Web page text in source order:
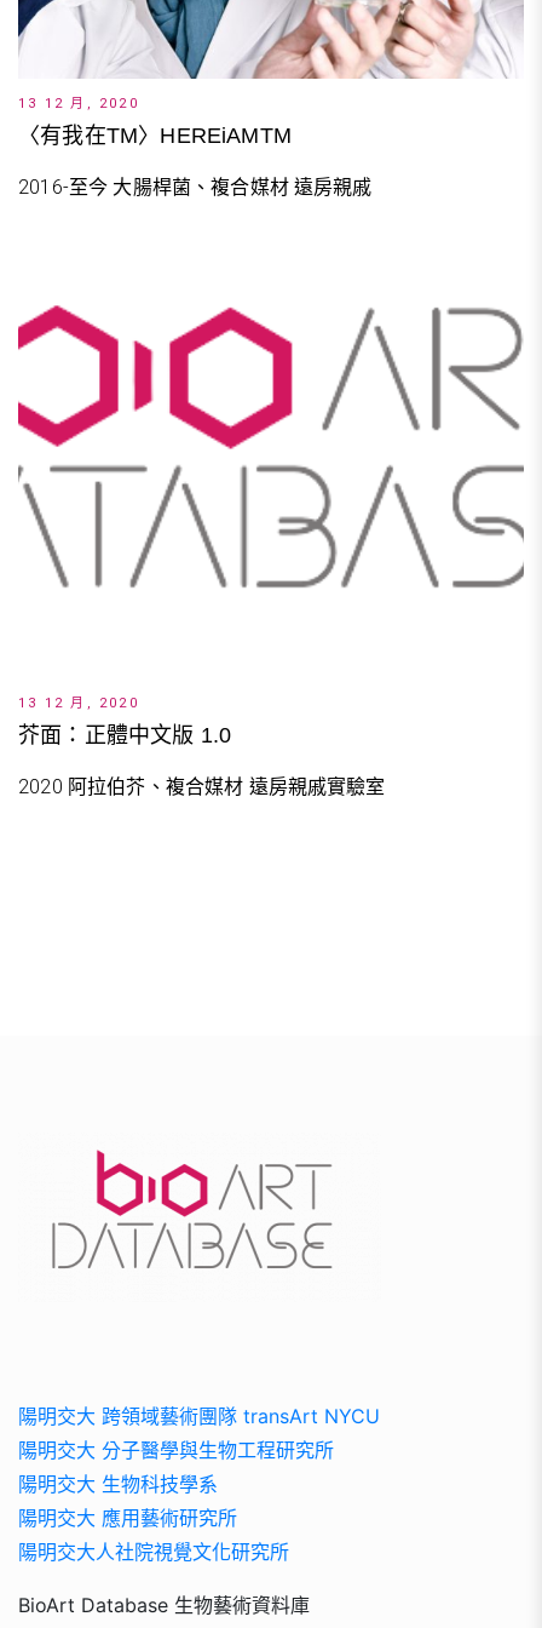
13 12 月, 2020
〈有我在TM〉HEREiAMTM
2016-至今 大腸桿菌、複合媒材 遠房親戚
13 12 月, 2020
芥面：正體中文版 1.0
2020 阿拉伯芥、複合媒材 遠房親戚實驗室
陽明交大 跨領域藝術團隊 transArt NYCU
陽明交大 分子醫學與生物工程研究所
陽明交大 生物科技學系
陽明交大 應用藝術研究所
陽明交大人社院視覺文化研究所
BioArt Database 生物藝術資料庫